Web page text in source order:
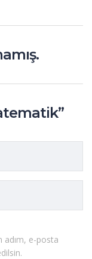
adım, e-posta